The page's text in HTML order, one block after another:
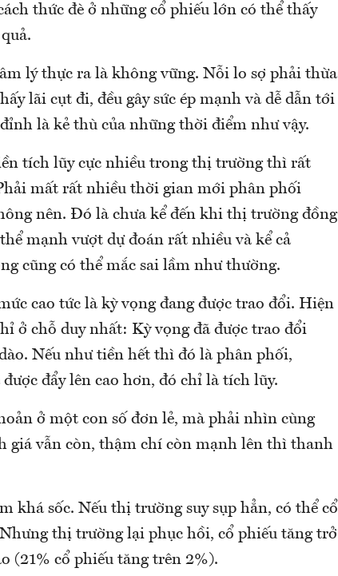
thức đè ở những cổ phiếu lớn có thể thấy
lý thực ra là không vững. Nỗi lo sợ phải thừa
lãi cụt đi, đều gây sức ép mạnh và dễ dẫn tới
là kẻ thù của những thời điểm như vậy.
tích lũy cực nhiều trong thị trường thì rất
mất rất nhiều thời gian mới phân phối
nên. Đó là chưa kể đến khi thị trường đồng
mạnh vượt dự đoán rất nhiều và kể cả
cũng có thể mắc sai lầm như thường.
cao tức là kỳ vọng đang được trao đổi. Hiện
ở chỗ duy nhất: Kỳ vọng đã được trao đổi
Nếu như tiền hết thì đó là phân phối,
đẩy lên cao hơn, đó chỉ là tích lũy.
ở một con số đơn lẻ, mà phải nhìn cùng
giá vẫn còn, thậm chí còn mạnh lên thì thanh
khá sốc. Nếu thị trường suy sụp hẳn, có thể cổ
thị trường lại phục hồi, cổ phiếu tăng trở
(21% cổ phiếu tăng trên 2%).